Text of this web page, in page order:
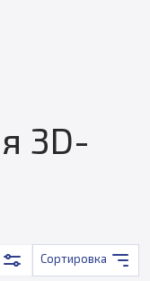
3D-
Сортировка